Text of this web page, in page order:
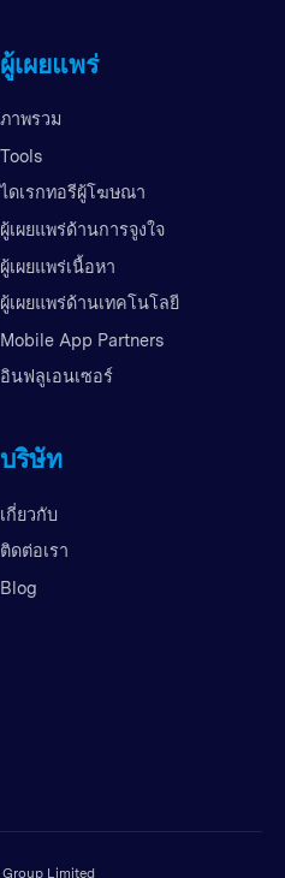
ผู้เผยแพร่
ภาพรวม
Tools
ไดเรกทอรีผู้โฆษณา
ผู้เผยแพร่ด้านการจูงใจ
ผู้เผยแพร่เนื้อหา
ผู้เผยแพร่ด้านเทคโนโลยี
Mobile App Partners
อินฟลูเอนเซอร์
บริษัท
เกี่ยวกับ
ติดต่อเรา
Blog
Limited